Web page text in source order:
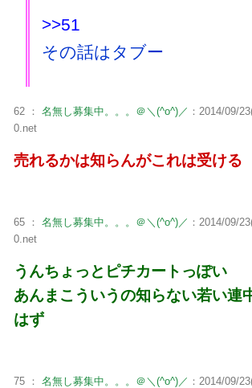
>>51
その話はタブー
62 ： 名無し募集中。。。＠＼(^o^)／ ：2014/09/
0.net
売れるかは知らんがこれは受ける
65 ： 名無し募集中。。。＠＼(^o^)／ ：2014/09/
0.net
うんちょっとピチカートっぽい
あんまこういうの知らない若い連
はず
75 ： 名無し募集中。。。＠＼(^o^)／ ：2014/09/